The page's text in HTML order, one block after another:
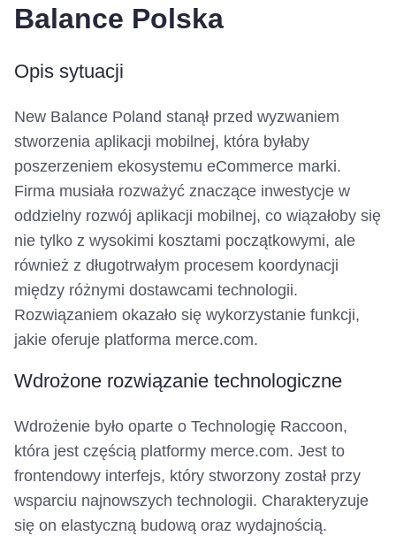
Balance Polska
Opis sytuacji
New Balance Poland stanął przed wyzwaniem
stworzenia aplikacji mobilnej, która byłaby
poszerzeniem ekosystemu eCommerce marki.
Firma musiała rozważyć znaczące inwestycje w
oddzielny rozwój aplikacji mobilnej, co wiązałoby się
nie tylko z wysokimi kosztami początkowymi, ale
również z długotrwałym procesem koordynacji
między różnymi dostawcami technologii.
Rozwiązaniem okazało się wykorzystanie funkcji,
jakie oferuje platforma merce.com.
Wdrożone rozwiązanie technologiczne
Wdrożenie było oparte o Technologię Raccoon,
która jest częścią platformy merce.com. Jest to
frontendowy interfejs, który stworzony został przy
wsparciu najnowszych technologii. Charakteryzuje
się on elastyczną budową oraz wydajnością.